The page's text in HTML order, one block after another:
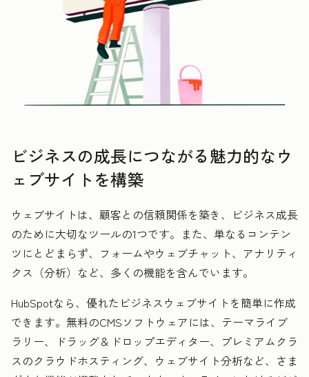
ビジネスの成長につながる魅力的なウ
ェブサイトを構築
ウェブサイトは、顧客との信頼関係を築き、ビジネス成長
のために大切なツールの1つです。また、単なるコンテン
ツにとどまらず、フォームやウェブチャット、アナリティ
クス（分析）など、多くの機能を含んでいます。
HubSpotなら、優れたビジネスウェブサイトを簡単に作成
できます。無料のCMSソフトウェアには、テーマライブ
ラリー、ドラッグ＆ドロップエディター、プレミアムクラ
スのクラウドホスティング、ウェブサイト分析など、さま